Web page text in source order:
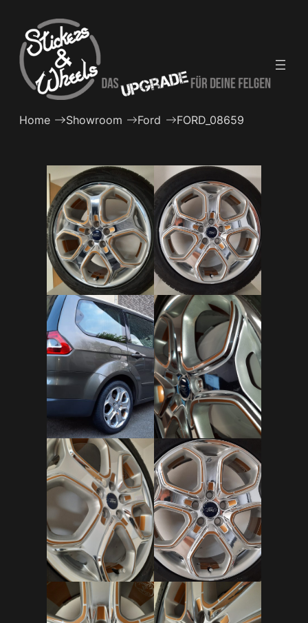
Inhalt
springen
Home Showroom Ford FORD_08659